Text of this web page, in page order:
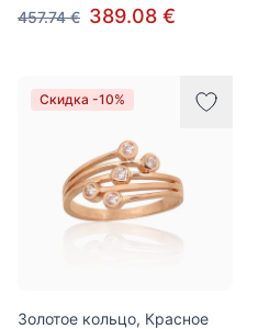
457.74 € 389.08 €
Скидка -10%
Золотое кольцо, Красное